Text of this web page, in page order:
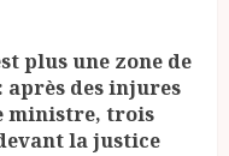
plus une zone de
des injures
ministre, trois
la justice